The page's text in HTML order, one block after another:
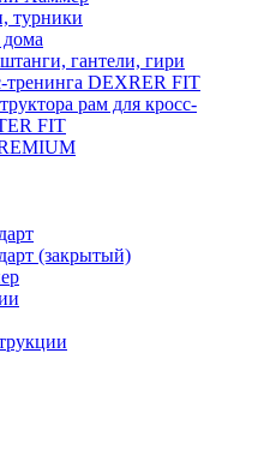
турники
гантели, гири
тренинга DEXRER FIT
рам для кросс-
FIT
(закрытый)